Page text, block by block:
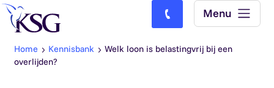
Skip to content
Bel ons: (0)77-4740000
Menu
Home Kennisbank
Welk loon is belastingvrij bij een
overlijden?